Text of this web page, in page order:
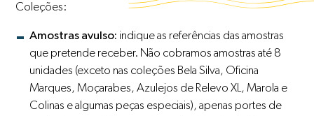
Coleções:
Amostras avulso: indique as referências das amostras
que pretende receber. Não cobramos amostras até 8
unidades (exceto nas coleções Bela Silva, Oficina
Marques, Moçarabes, Azulejos de Relevo XL, Marola e
Colinas e algumas peças especiais), apenas portes de